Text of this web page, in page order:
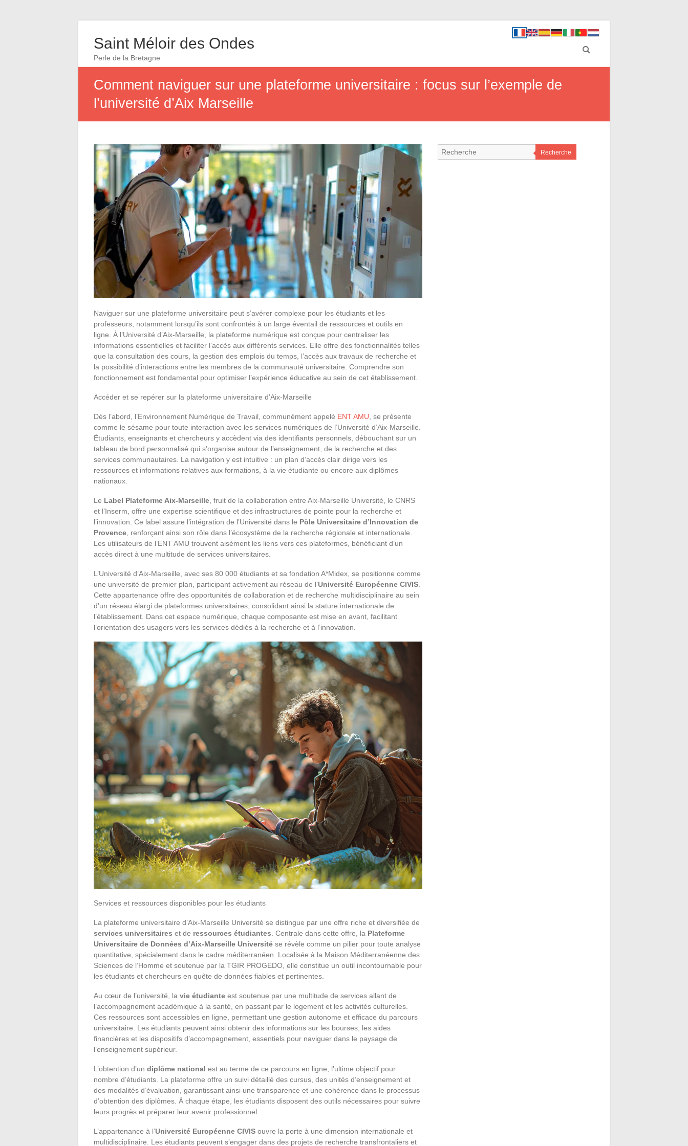
Saint Méloir des Ondes
Perle de la Bretagne
Comment naviguer sur une plateforme universitaire : focus sur l’exemple de
l’université d’Aix Marseille
Naviguer sur une plateforme universitaire peut s’avérer complexe pour les étudiants et les
professeurs, notamment lorsqu’ils sont confrontés à un large éventail de ressources et outils en
ligne. À l’Université d’Aix-Marseille, la plateforme numérique est conçue pour centraliser les
informations essentielles et faciliter l’accès aux différents services. Elle offre des fonctionnalités telles
que la consultation des cours, la gestion des emplois du temps, l’accès aux travaux de recherche et
la possibilité d’interactions entre les membres de la communauté universitaire. Comprendre son
fonctionnement est fondamental pour optimiser l’expérience éducative au sein de cet établissement.
Accéder et se repérer sur la plateforme universitaire d’Aix-Marseille
Dès l’abord, l’Environnement Numérique de Travail, communément appelé ENT AMU , se présente
comme le sésame pour toute interaction avec les services numériques de l’Université d’Aix-Marseille.
Étudiants, enseignants et chercheurs y accèdent via des identifiants personnels, débouchant sur un
tableau de bord personnalisé qui s’organise autour de l’enseignement, de la recherche et des
services communautaires. La navigation y est intuitive : un plan d’accès clair dirige vers les
ressources et informations relatives aux formations, à la vie étudiante ou encore aux diplômes
nationaux.
Le Label Plateforme Aix-Marseille , fruit de la collaboration entre Aix-Marseille Université, le CNRS
et l’Inserm, offre une expertise scientifique et des infrastructures de pointe pour la recherche et
l’innovation. Ce label assure l’intégration de l’Université dans le Pôle Universitaire d’Innovation de
Provence , renforçant ainsi son rôle dans l’écosystème de la recherche régionale et internationale.
Les utilisateurs de l’ENT AMU trouvent aisément les liens vers ces plateformes, bénéficiant d’un
accès direct à une multitude de services universitaires.
L’Université d’Aix-Marseille, avec ses 80 000 étudiants et sa fondation A*Midex, se positionne comme
une université de premier plan, participant activement au réseau de l’Université Européenne CIVIS
Cette appartenance offre des opportunités de collaboration et de recherche multidisciplinaire au sein
d’un réseau élargi de plateformes universitaires, consolidant ainsi la stature internationale de
l’établissement. Dans cet espace numérique, chaque composante est mise en avant, facilitant
l’orientation des usagers vers les services dédiés à la recherche et à l’innovation.
Services et ressources disponibles pour les étudiants
La plateforme universitaire d’Aix-Marseille Université se distingue par une offre riche et diversifiée de
services universitaires et de ressources étudiantes . Centrale dans cette offre, la Plateforme
Universitaire de Données d’Aix-Marseille Université se révèle comme un pilier pour toute analyse
quantitative, spécialement dans le cadre méditerranéen. Localisée à la Maison Méditerranéenne des
Sciences de l’Homme et soutenue par la TGIR PROGEDO, elle constitue un outil incontournable pour
les étudiants et chercheurs en quête de données fiables et pertinentes.
Au cœur de l’université, la vie étudiante est soutenue par une multitude de services allant de
l’accompagnement académique à la santé, en passant par le logement et les activités culturelles.
Ces ressources sont accessibles en ligne, permettant une gestion autonome et efficace du parcours
universitaire. Les étudiants peuvent ainsi obtenir des informations sur les bourses, les aides
financières et les dispositifs d’accompagnement, essentiels pour naviguer dans le paysage de
l’enseignement supérieur.
L’obtention d’un diplôme national est au terme de ce parcours en ligne, l’ultime objectif pour
nombre d’étudiants. La plateforme offre un suivi détaillé des cursus, des unités d’enseignement et
des modalités d’évaluation, garantissant ainsi une transparence et une cohérence dans le processus
d’obtention des diplômes. À chaque étape, les étudiants disposent des outils nécessaires pour suivre
leurs progrès et préparer leur avenir professionnel.
L’appartenance à l’Université Européenne CIVIS ouvre la porte à une dimension internationale et
multidisciplinaire. Les étudiants peuvent s’engager dans des projets de recherche transfrontaliers et
Recherche